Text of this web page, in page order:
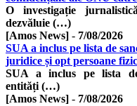
​O investigație
dezvăluie (…)
[Amos News] - 7/08/2026
SUA a inclus pe lista de
juridice și opt persoane
SUA a inclus pe lista
entități (…)
[Amos News] - 7/08/2026